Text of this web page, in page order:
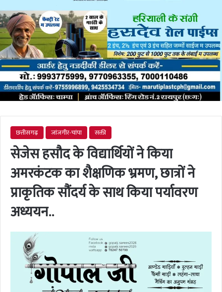
छत्तीसगढ़ जांजगीर-चांपा सक्ती
सेजेस हसौद के विद्यार्थियों ने किया
अमरकंटक का शैक्षणिक भ्रमण, छात्रों ने
प्राकृतिक सौंदर्य के साथ किया पर्यावरण
अध्ययन..